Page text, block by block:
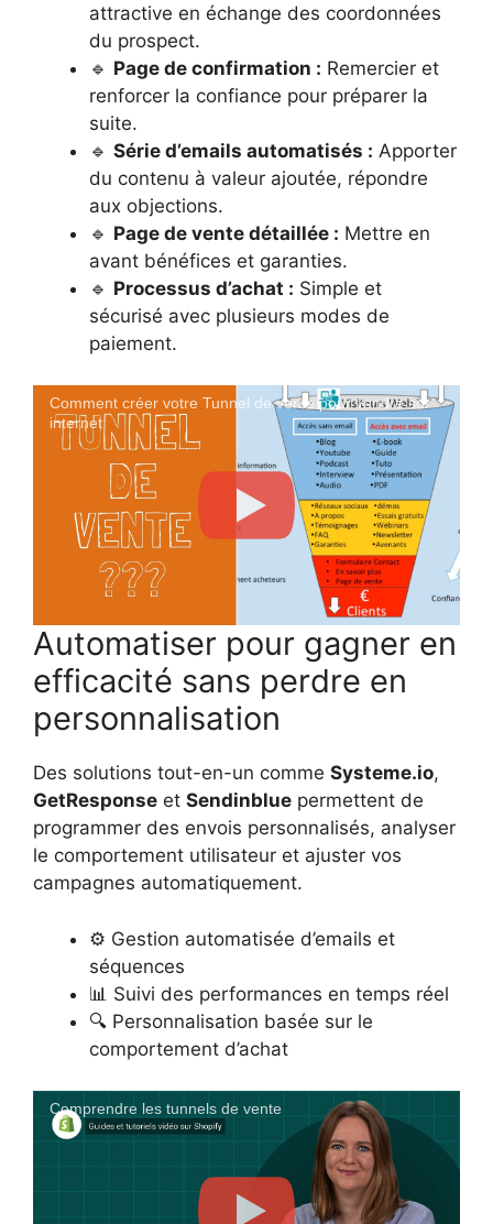
attractive en échange des coordonnées
du prospect.
🔹 Page de confirmation : Remercier et
renforcer la confiance pour préparer la
suite.
🔹 Série d’emails automatisés : Apporter
du contenu à valeur ajoutée, répondre
aux objections.
🔹 Page de vente détaillée : Mettre en
avant bénéfices et garanties.
🔹 Processus d’achat : Simple et
sécurisé avec plusieurs modes de
paiement.
Comment créer votre Tunnel de vente pour vendre sur
internet
Automatiser pour gagner en
efficacité sans perdre en
personnalisation
Des solutions tout-en-un comme Systeme.io,
GetResponse et Sendinblue permettent de
programmer des envois personnalisés, analyser
le comportement utilisateur et ajuster vos
campagnes automatiquement.
⚙️ Gestion automatisée d’emails et
séquences
📊 Suivi des performances en temps réel
🔍 Personnalisation basée sur le
comportement d’achat
Comprendre les tunnels de vente